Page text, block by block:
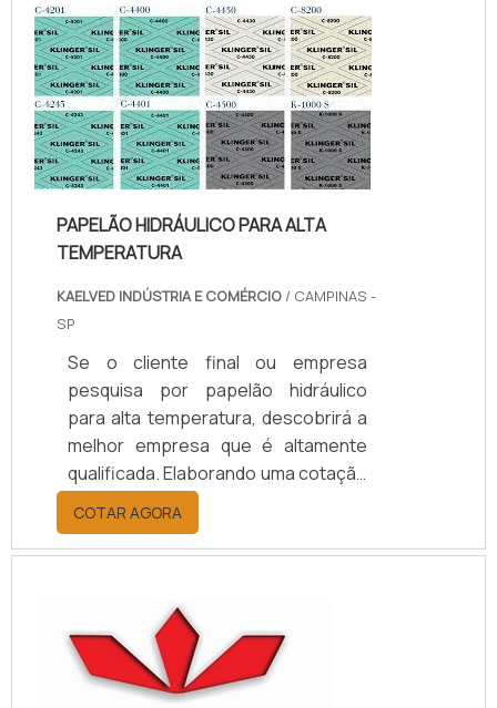
temperatura, com os colaboradores
da kaelved obterá excelente custo-
benefício com assessoria técnica
especializada.UM POUCO MAIS
SOBRE JUNTAS DE TEFLON
TEMPERA...
PAPELÃO HIDRÁULICO PARA ALTA
TEMPERATURA
KAELVED INDÚSTRIA E COMÉRCIO / CAMPINAS -
SP
Se o cliente final ou empresa
pesquisa por papelão hidráulico
para alta temperatura, descobrirá a
melhor empresa que é altamente
qualificada. Elaborando uma cotação
por meio da plataforma e
descobrindo a melhor referência do
mercado.MAIS INFORMAÇÕES
HIDRÁULICO PARA ALTA
TEMPERATURASe alguém pesquisar
papelão hidráulico para alta
temperatura encontra na internet a
COTAR AGORA